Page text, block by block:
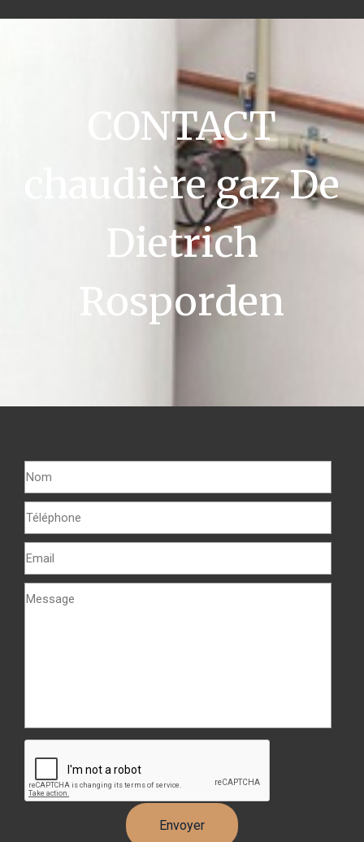
CONTACT
chaudière gaz De
Dietrich
Rosporden